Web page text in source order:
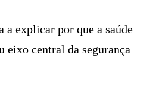
a explicar por que a saúde
eixo central da segurança